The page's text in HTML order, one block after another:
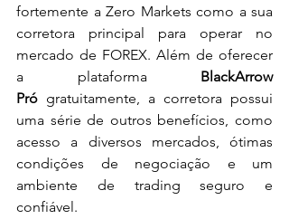
fortemente a Zero Markets como a sua
corretora principal para operar no
mercado de FOREX. Além de oferecer
a plataforma BlackArrow
Pró gratuitamente, a corretora possui
uma série de outros benefícios, como
acesso a diversos mercados, ótimas
condições de negociação e um
ambiente de trading seguro e
confiável.